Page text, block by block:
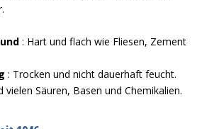
: Hart und flach wie Fliesen, Zement
: Trocken und nicht dauerhaft feucht.
vielen Säuren, Basen und Chemikalien.